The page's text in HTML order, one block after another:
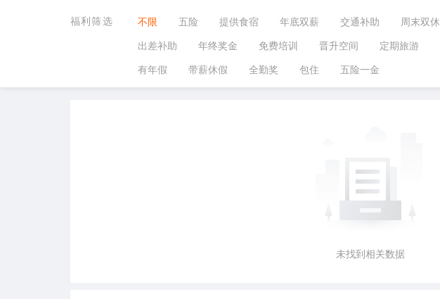
福利筛选
不限 五险 提供食宿 年底双薪 交通补助 周末双休
出差补助
年终奖金 免费培训 晋升空间 定期旅游
有年假
带薪休假 全勤奖 包住 五险一金
未找到相关数据